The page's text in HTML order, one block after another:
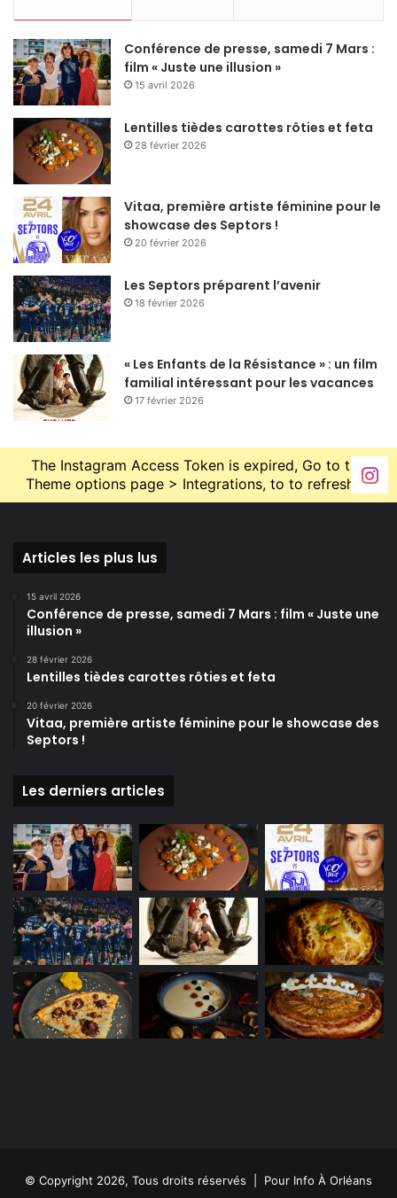
Conférence de presse, samedi 7 Mars :
film « Juste une illusion »
15 avril 2026
Lentilles tièdes carottes rôties et feta
28 février 2026
Vitaa, première artiste féminine pour le
showcase des Septors !
20 février 2026
Les Septors préparent l’avenir
18 février 2026
« Les Enfants de la Résistance » : un film
familial intéressant pour les vacances
17 février 2026
The Instagram Access Token is expired, Go to the
Theme options page > Integrations, to to refresh it.
Articles les plus lus
15 avril 2026
Conférence de presse, samedi 7 Mars : film « Juste une
illusion »
28 février 2026
Lentilles tièdes carottes rôties et feta
20 février 2026
Vitaa, première artiste féminine pour le showcase des
Septors !
Les derniers articles
© Copyright 2026, Tous droits réservés | Pour Info À Orléans